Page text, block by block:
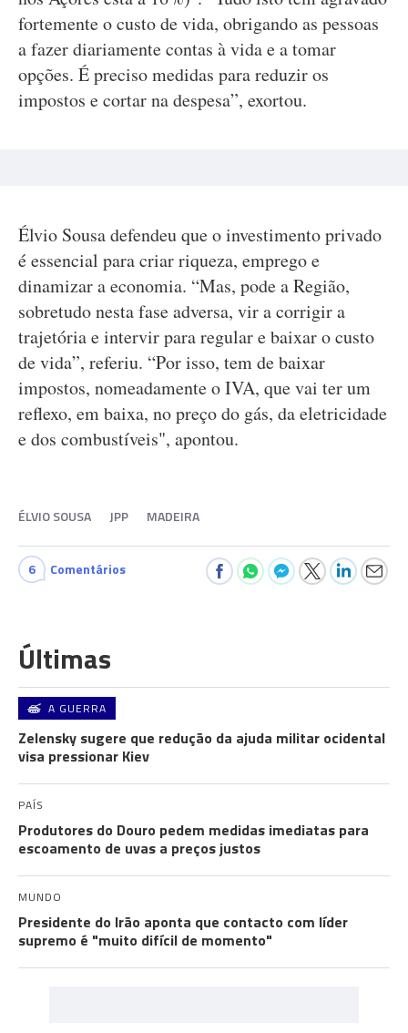
fortemente o custo de vida, obrigando as pessoas
a fazer diariamente contas à vida e a tomar
opções. É preciso medidas para reduzir os
impostos e cortar na despesa”, exortou.
Élvio Sousa defendeu que o investimento privado
é essencial para criar riqueza, emprego e
dinamizar a economia. “Mas, pode a Região,
sobretudo nesta fase adversa, vir a corrigir a
trajetória e intervir para regular e baixar o custo
de vida”, referiu. “Por isso, tem de baixar
impostos, nomeadamente o IVA, que vai ter um
reflexo, em baixa, no preço do gás, da eletricidade
e dos combustíveis", apontou.
ÉLVIO SOUSA JPP MADEIRA
6 Comentários
Últimas
A GUERRA
Zelensky sugere que redução da ajuda militar ocidental
visa pressionar Kiev
PAÍS
Produtores do Douro pedem medidas imediatas para
escoamento de uvas a preços justos
MUNDO
Presidente do Irão aponta que contacto com líder
supremo é "muito difícil de momento"